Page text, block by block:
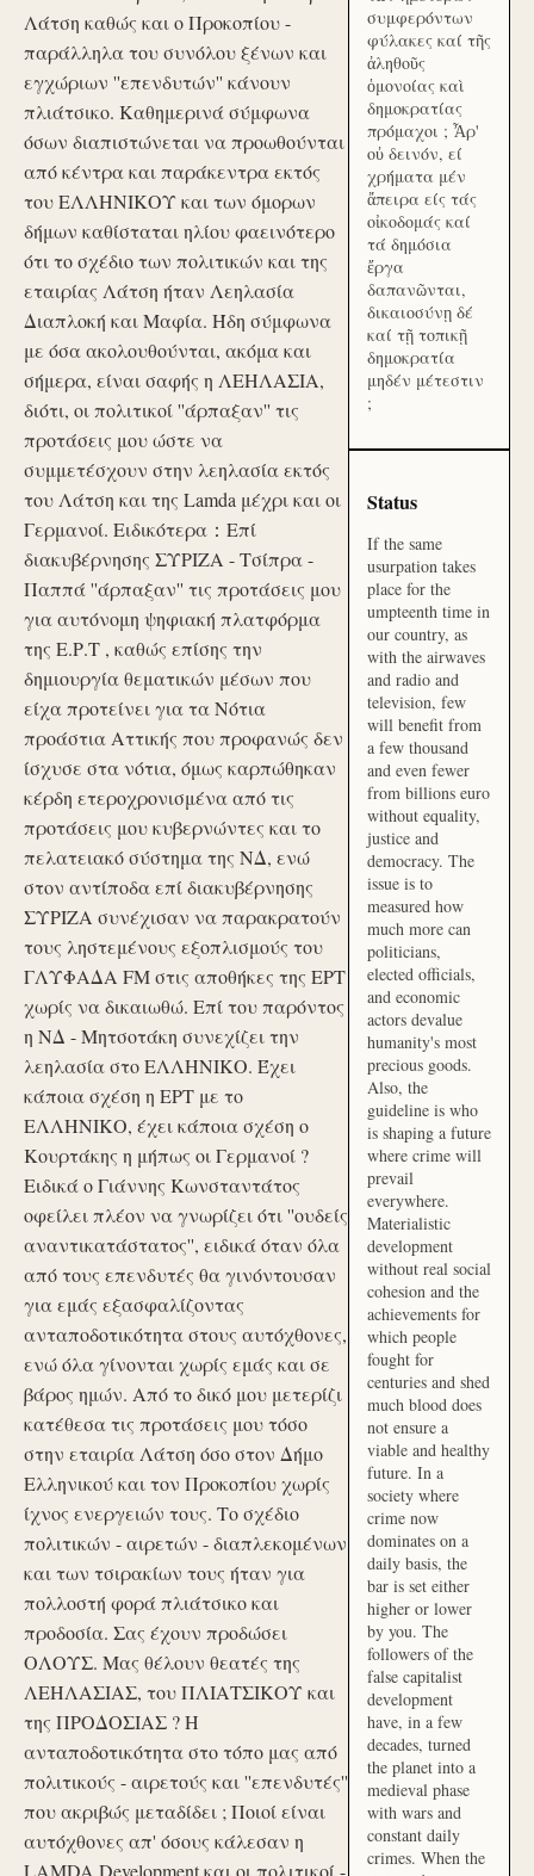
Λάτση καθώς και ο Προκοπίου -
παράλληλα του συνόλου ξένων και
εγχώριων ''επενδυτών'' κάνουν
πλιάτσικο. Καθημερινά σύμφωνα
όσων διαπιστώνεται να προωθούνται
από κέντρα και παράκεντρα εκτός
του ΕΛΛΗΝΙΚΟΥ και των όμορων
δήμων καθίσταται ηλίου φαεινότερο
ότι το σχέδιο των πολιτικών και της
εταιρίας Λάτση ήταν Λεηλασία
Διαπλοκή και Μαφία. Ήδη σύμφωνα
με όσα ακολουθούνται, ακόμα και
σήμερα, είναι σαφής η ΛΕΗΛΑΣΙΑ,
διότι, οι πολιτικοί ''άρπαξαν'' τις
προτάσεις μου ώστε να
συμμετέσχουν στην λεηλασία εκτός
του Λάτση και της Lamda μέχρι και οι
Γερμανοί. Ειδικότερα：Επί
διακυβέρνησης ΣΥΡΙΖΑ - Τσίπρα -
Παππά ''άρπαξαν'' τις προτάσεις μου
για αυτόνομη ψηφιακή πλατφόρμα
της Ε.Ρ.Τ , καθώς επίσης την
δημιουργία θεματικών μέσων που
είχα προτείνει για τα Νότια
προάστια Αττικής που προφανώς δεν
ίσχυσε στα νότια, όμως καρπώθηκαν
κέρδη ετεροχρονισμένα από τις
προτάσεις μου κυβερνώντες και το
πελατειακό σύστημα της ΝΔ, ενώ
στον αντίποδα επί διακυβέρνησης
ΣΥΡΙΖΑ συνέχισαν να παρακρατούν
τους ληστεμένους εξοπλισμούς του
ΓΛΥΦΑΔΑ FM στις αποθήκες της ΕΡΤ
χωρίς να δικαιωθώ. Επί του παρόντος
η ΝΔ - Μητσοτάκη συνεχίζει την
λεηλασία στο ΕΛΛΗΝΙΚΟ. Έχει
κάποια σχέση η ΕΡΤ με το
ΕΛΛΗΝΙΚΟ, έχει κάποια σχέση ο
Κουρτάκης η μήπως οι Γερμανοί ?
Ειδικά ο Γιάννης Κωνσταντάτος
οφείλει πλέον να γνωρίζει ότι ''ουδείς
αναντικατάστατος'', ειδικά όταν όλα
από τους επενδυτές θα γινόντουσαν
για εμάς εξασφαλίζοντας
ανταποδοτικότητα στους αυτόχθονες,
ενώ όλα γίνονται χωρίς εμάς και σε
βάρος ημών. Από το δικό μου μετερίζι
κατέθεσα τις προτάσεις μου τόσο
στην εταιρία Λάτση όσο στον Δήμο
Ελληνικού και τον Προκοπίου χωρίς
ίχνος ενεργειών τους. Το σχέδιο
πολιτικών - αιρετών - διαπλεκομένων
και των τσιρακίων τους ήταν για
πολλοστή φορά πλιάτσικο και
προδοσία. Σας έχουν προδώσει
ΟΛΟΥΣ. Μας θέλουν θεατές της
ΛΕΗΛΑΣΙΑΣ, του ΠΛΙΑΤΣΙΚΟΥ και
της ΠΡΟΔΟΣΙΑΣ ? Η
ανταποδοτικότητα στο τόπο μας από
πολιτικούς - αιρετούς και ''επενδυτές''
που ακριβώς μεταδίδει ; Ποιοί είναι
αυτόχθονες απ' όσους κάλεσαν η
LAMDA Development και οι πολιτικοί -
συμφερόντων
φύλακες καί τῆς
ἀληθοῦς
ὁμονοίας καὶ
δημοκρατίας
πρόμαχοι ; Ἆρ'
οὐ δεινόν, εί
χρήματα μέν
ἄπειρα είς τάς
οἰκοδομάς καί
τά δημόσια
ἔργα
δαπανῶνται,
δικαιοσύνῃ δέ
καί τῇ τοπικῇ
δημοκρατία
μηδέν μέτεστιν
;
Status
If the same
usurpation takes
place for the
umpteenth time in
our country, as
with the airwaves
and radio and
television, few
will benefit from
a few thousand
and even fewer
from billions euro
without equality,
justice and
democracy. The
issue is to
measured how
much more can
politicians,
elected officials,
and economic
actors devalue
humanity's most
precious goods.
Also, the
guideline is who
is shaping a future
where crime will
prevail
everywhere.
Materialistic
development
without real social
cohesion and the
achievements for
which people
fought for
centuries and shed
much blood does
not ensure a
viable and healthy
future. In a
society where
crime now
dominates on a
daily basis, the
bar is set either
higher or lower
by you. The
followers of the
false capitalist
development
have, in a few
decades, turned
the planet into a
medieval phase
with wars and
constant daily
crimes. When the